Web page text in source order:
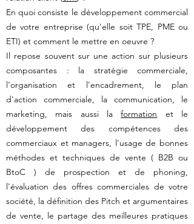
En quoi consiste le développement commercial
de votre entreprise (qu'elle soit TPE, PME ou
ETI) et comment le mettre en oeuvre ?
Il repose souvent sur une action sur plusieurs
composantes : la stratégie commerciale,
l'organisation et l'encadrement, le plan
d'action commerciale, la communication, le
marketing, mais aussi laformation et le
développement des compétences des
commerciaux et managers, l'usage de bonnes
méthodes et techniques de vente ( B2B ou
BtoC ) de prospection et de phoning,
l'évaluation des offres commerciales de votre
société, la définition des Pitch et argumentaires
de vente, le partage des meilleures pratiques